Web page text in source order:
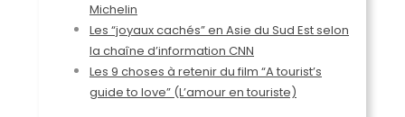
Michelin
Les “joyaux cachés” en Asie du Sud Est selon
la chaîne d’information CNN
Les 9 choses à retenir du film “A tourist’s
guide to love” (L’amour en touriste)